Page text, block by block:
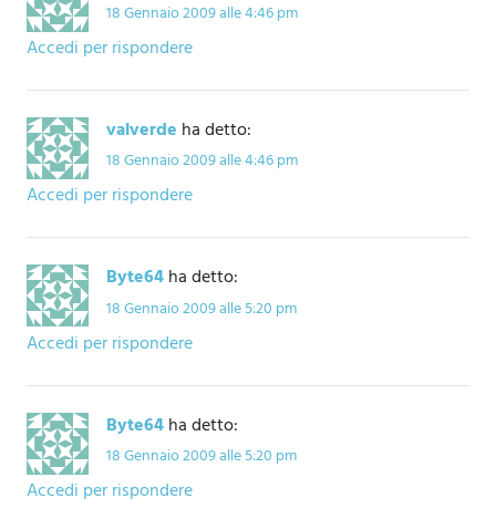
18 Gennaio 2009 alle 4:46 pm
Accedi per rispondere
valverde ha detto:
18 Gennaio 2009 alle 4:46 pm
Accedi per rispondere
Byte64ha detto:
18 Gennaio 2009 alle 5:20 pm
Accedi per rispondere
Byte64ha detto:
18 Gennaio 2009 alle 5:20 pm
Accedi per rispondere